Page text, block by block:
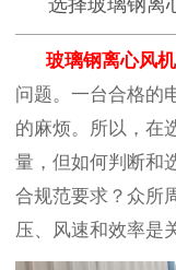
玻璃钢离心风机
问题。一台合格的
的麻烦。所以，在
量，但如何判断和
合规范要求？众所
压、风速和效率是